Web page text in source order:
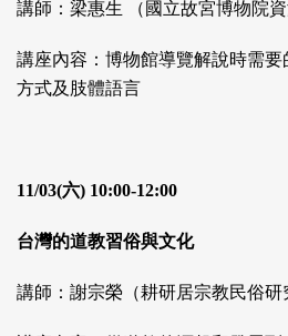
講師：梁惠生 （國立故宮博物院資
講座內容：博物館導覽解說時需
方式及肢體語言
11/03(六) 10:00-12:00
台灣的道教習俗與文化
講師：謝宗榮（耕研居宗教民俗研